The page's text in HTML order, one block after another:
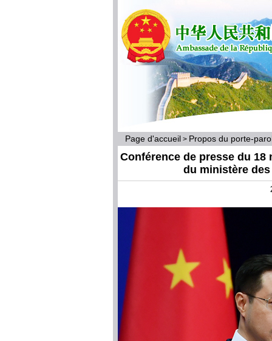
Page d'accueil > Propos du porte-
Conférence de presse du 18
du ministère